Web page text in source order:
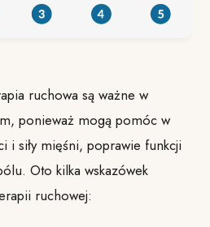
ruchowa są ważne w
ponieważ mogą pomóc w
i siły mięśni, poprawie funkcji
Oto kilka wskazówek
ruchowej: